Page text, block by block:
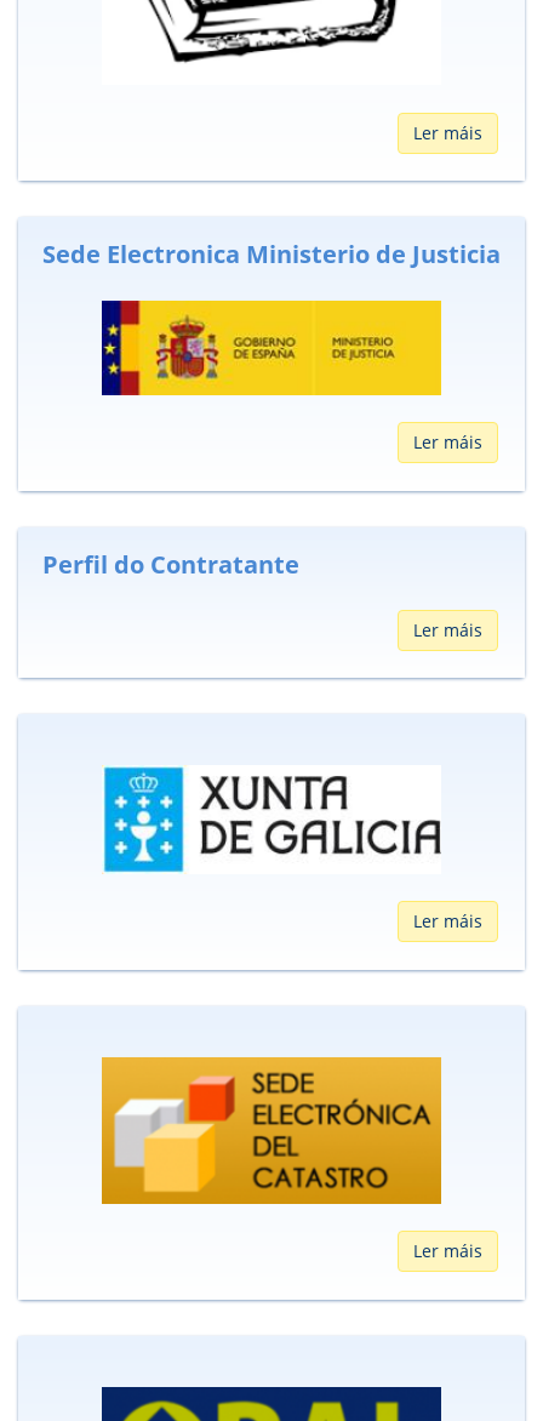
Ler máis
Sede Electronica Ministerio de Justicia
Ler máis
Perfil do Contratante
Ler máis
Ler máis
Ler máis